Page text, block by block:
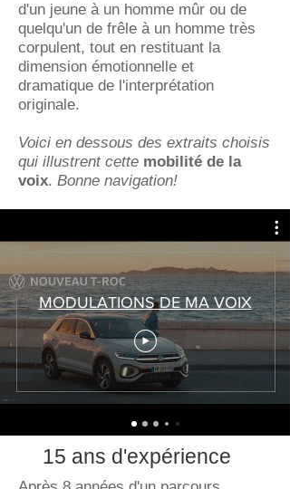
d'un jeune à un homme mûr ou de
quelqu'un de frêle à un homme très
corpulent, tout en restituant la
dimension émotionnelle et
dramatique de l'interprétation
originale.
Voici en dessous des extraits choisis
qui illustrent cette mobilité de la
voix. Bonne navigation!
MODULATIONS DE MA VOIX
15 ans d'expérience